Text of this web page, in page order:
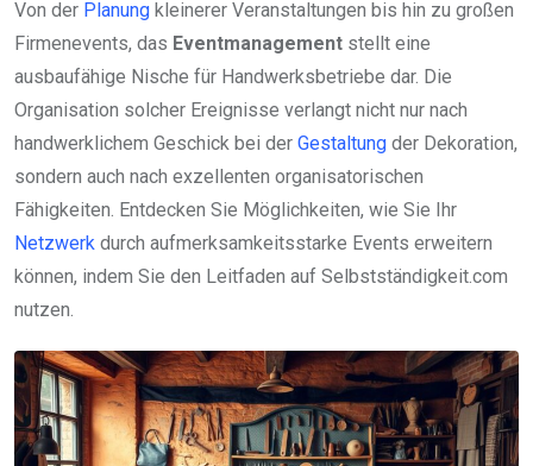
Von der Planung kleinerer Veranstaltungen bis hin zu großen
Firmenevents, das Eventmanagement stellt eine
ausbaufähige Nische für Handwerksbetriebe dar. Die
Organisation solcher Ereignisse verlangt nicht nur nach
handwerklichem Geschick bei der Gestaltung der Dekoration,
sondern auch nach exzellenten organisatorischen
Fähigkeiten. Entdecken Sie Möglichkeiten, wie Sie Ihr
Netzwerk durch aufmerksamkeitsstarke Events erweitern
können, indem Sie den Leitfaden auf Selbstständigkeit.com
nutzen.